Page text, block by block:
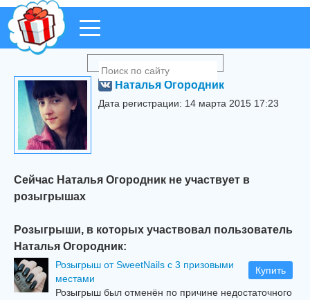
Наталья Огородник
Дата регистрации: 14 марта 2015 17:23
Сейчас Наталья Огородник не участвует в
розыгрышах
Розыгрыши, в которых участвовал пользователь
Наталья Огородник:
Купить
Розыгрыш от SweetNails с 3 призовыми
местами
Розыгрыш был отменён по причине недостаточного